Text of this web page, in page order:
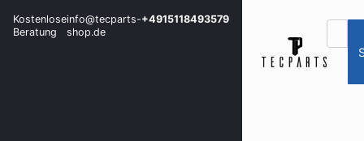
Kostenlose
Beratung
info@tecparts-
shop.de
+4915118493579